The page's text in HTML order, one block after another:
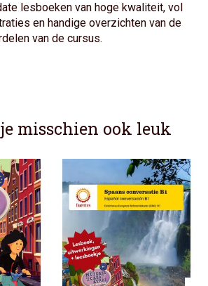
lesboeken van hoge kwaliteit, vol
en handige overzichten van de
van de cursus.
misschien ook leuk